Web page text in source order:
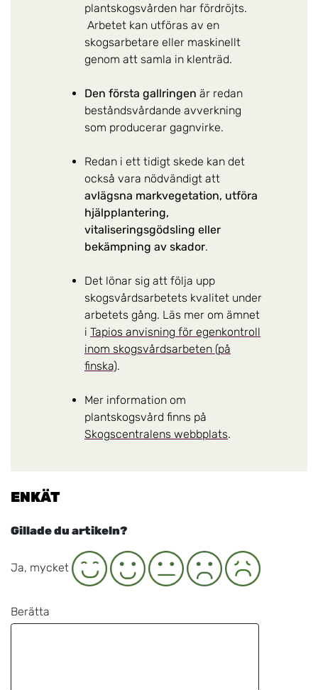
plantskogsvården har fördröjts.
Arbetet kan utföras av en
skogsarbetare eller maskinellt
genom att samla in klenträd.
Den första gallringen är redan
beståndsvårdande avverkning
som producerar gagnvirke.
Redan i ett tidigt skede kan det
också vara nödvändigt att
avlägsna markvegetation, utföra
hjälpplantering,
vitaliseringsgödsling eller
bekämpning av skador.
Det lönar sig att följa upp
skogsvårdsarbetets kvalitet under
arbetets gång. Läs mer om ämnet
i Tapios anvisning för egenkontroll
inom skogsvårdsarbeten (på
finska).
Mer information om
plantskogsvård finns på
Skogscentralens webbplats.
ENKÄT
Gillade du artikeln?
Ja, mycket
Ja Neutral Nej Nej, inte alls
Berätta